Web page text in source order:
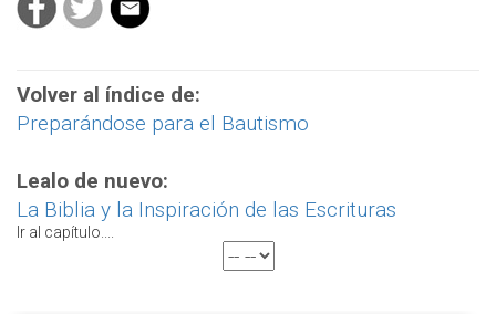
Volver al índice de:
Preparándose para el Bautismo
Lealo de nuevo:
La Biblia y la Inspiración de las Escrituras
Ir al capítulo....